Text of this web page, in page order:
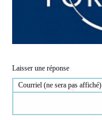
Laisser une réponse
Courriel (ne sera pas affiché)